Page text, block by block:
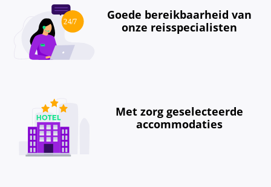
Goede bereikbaarheid van
onze reisspecialisten
Met zorg geselecteerde
accommodaties